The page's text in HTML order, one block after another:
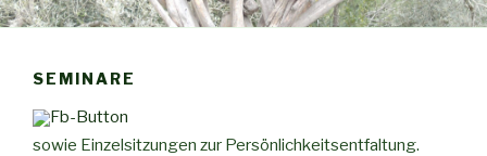
SEMINARE
sowie Einzelsitzungen zur Persönlichkeitsentfaltung.